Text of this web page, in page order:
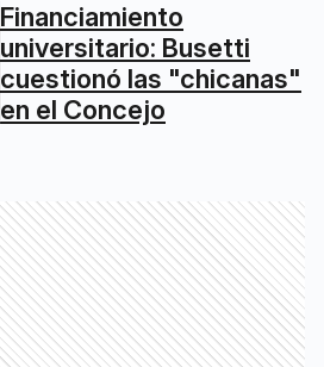
Financiamiento
universitario: Busetti
cuestionó las "chicanas"
en el Concejo